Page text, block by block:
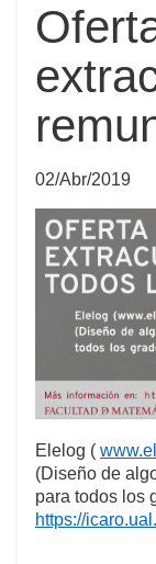
02/Abr/2019
Elelog (
(Diseño de
para todos los
https://